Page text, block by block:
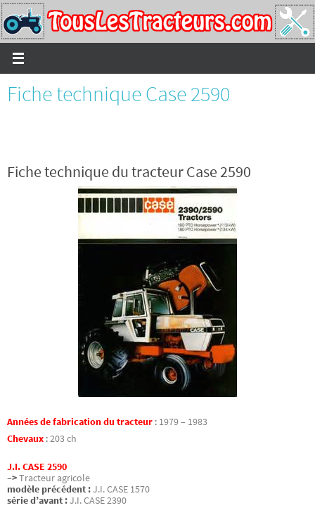
Passer
vers
le
contenu
Fiche technique Case 2590
Fiche technique du tracteur Case 2590
Années de fabrication du tracteur : 1979 – 1983
Chevaux :203 ch
J.I. CASE 2590
–>Tracteur agricole
modèle précédent :J.I. CASE 1570
série d’avant :J.I. CASE 2390